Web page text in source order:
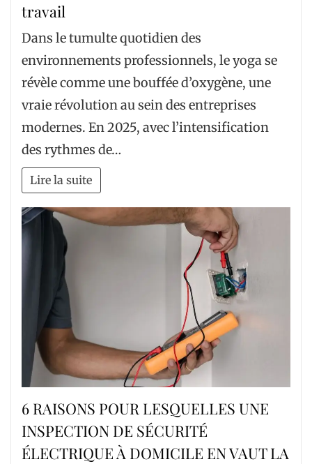
travail
Dans le tumulte quotidien des
environnements professionnels, le yoga se
révèle comme une bouffée d’oxygène, une
vraie révolution au sein des entreprises
modernes. En 2025, avec l’intensification
des rythmes de…
Lire la suite
6 RAISONS POUR LESQUELLES UNE
INSPECTION DE SÉCURITÉ
ÉLECTRIQUE À DOMICILE EN VAUT LA